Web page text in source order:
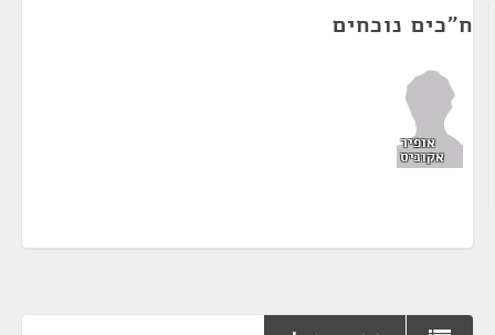
ח"כים נוכחים
אופיר
אקוניס